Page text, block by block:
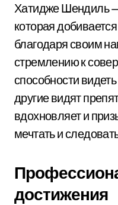
Хатидже Шендиль
которая
благодаря своим
стремлению к
способности
другие видят
вдохновляет и
мечтать и
достижения